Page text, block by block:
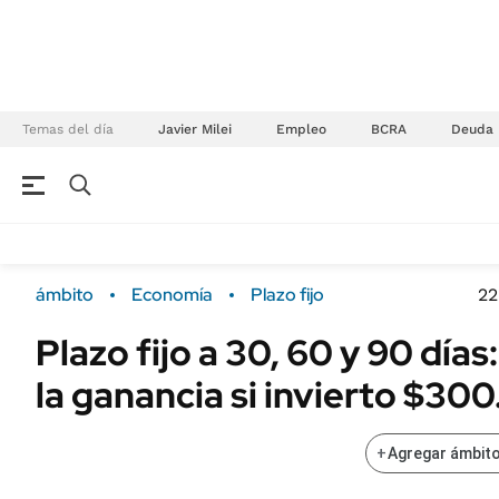
Temas del día Javier Milei Empleo BCRA Deuda
Campo
FINANZAS
Real Estate
Sustentabilidad
Seguros
POLÍTICA
ámbito Economía Plazo fijo
Plazo fijo a 30, 60 y 90
la ganancia si invierto
+Agregar